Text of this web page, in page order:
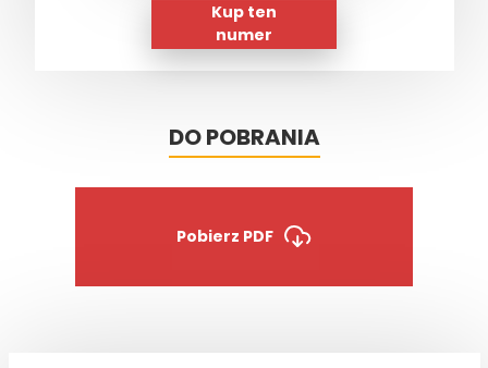
Kup ten
numer
DO POBRANIA
Pobierz PDF